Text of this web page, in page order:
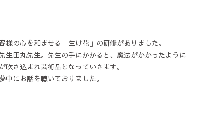
様の心を和ませる「生け花」の研修がありました。
生田丸先生。先生の手にかかると、魔法がかかったように
吹き込まれ芸術品となっていきます。
中にお話を聴いておりました。